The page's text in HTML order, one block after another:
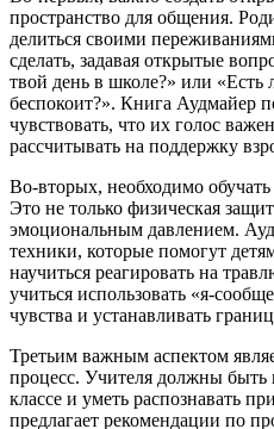
пространство для общения.
делиться своими
сделать, задавая открытые
твой день в школе?» или «Есть
беспокоит?». Книга Аудмайер
чувствовать, что их голос
рассчитывать на поддержку
Во-вторых, необходимо
Это не только физическая
эмоциональным давлением.
техники, которые помогут
научиться реагировать на
учиться использовать «я-
чувства и устанавливать
Третьим важным аспектом
процесс. Учителя должны
классе и уметь распознавать
предлагает рекомендации по